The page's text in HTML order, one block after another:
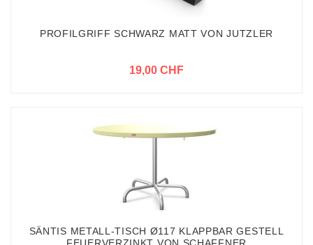
PROFILGRIFF SCHWARZ MATT VON JUTZLER
19,00 CHF
SÄNTIS METALL-TISCH Ø117 KLAPPBAR GESTELL